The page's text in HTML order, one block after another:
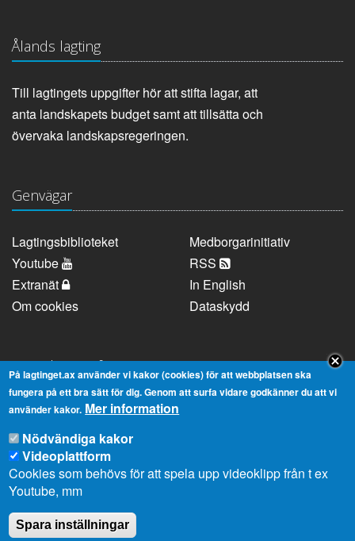
Ålands lagting
Till lagtingets uppgifter hör att stifta lagar, att
anta landskapets budget samt att tillsätta och
övervaka landskapsregeringen.
Genvägar
Lagtingsbiblioteket
Medborgarinitiativ
Youtube
RSS
Extranät
In English
Om cookies
Dataskydd
Kontaktuppgifter
Strandgatan 37, AX-22100 Mariehamn
Telefonnummer:
+358 18 25000
E-
post:
info@lagtinget.ax
Fler:
Kontakta lagtingets kansli
På lagtinget.ax använder vi kakor (cookies) för att webbplatsen ska
fungera på ett bra sätt för dig. Genom att surfa vidare godkänner du att vi
använder kakor. Mer information
Nödvändiga kakor
Videoplattform
Cookies som behövs för att spela upp videoklipp från t ex
Youtube, mm
Spara inställningar